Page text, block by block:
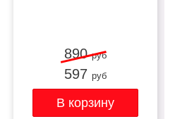
890руб
597 руб